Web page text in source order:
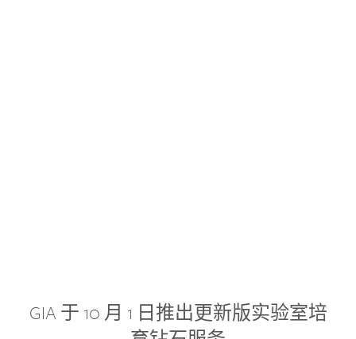
GIA 于 10 月 1 日推出更新版实验室培